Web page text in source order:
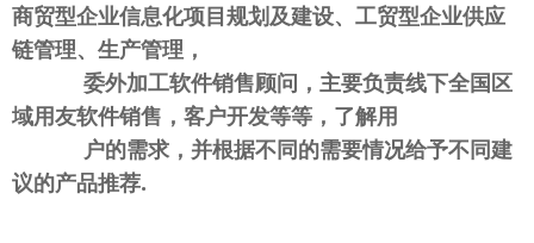
商贸型企业信息化项目规划及建设、工贸型企业供应
链管理、生产管理，
委外加工软件销售顾问，主要负责线下全国区
域用友软件销售，客户开发等等，了解用
户的需求，并根据不同的需要情况给予不同建
议的产品推荐.